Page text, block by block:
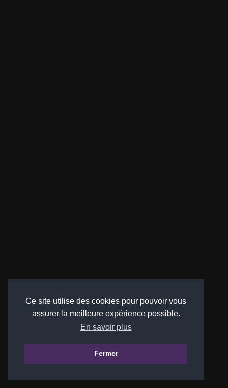
Ce site utilise des cookies pour pouvoir vous
assurer la meilleure expérience possible.
En savoir plus
Fermer